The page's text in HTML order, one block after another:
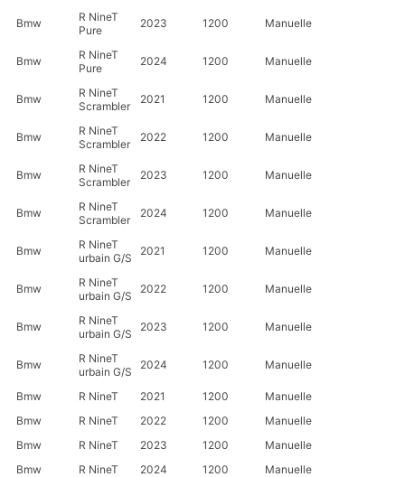
Bmw
R NineT
Pure
2023 1200 Manuelle
Bmw
R NineT
Pure
2024 1200 Manuelle
Bmw
R NineT
Scrambler
2021 1200 Manuelle
Bmw
R NineT
Scrambler
2022 1200 Manuelle
Bmw
R NineT
Scrambler
2023 1200 Manuelle
Bmw
R NineT
Scrambler
2024 1200 Manuelle
Bmw
R NineT
urbain G/S
2021 1200 Manuelle
Bmw
R NineT
urbain G/S
2022 1200 Manuelle
Bmw
R NineT
urbain G/S
2023 1200 Manuelle
Bmw
R NineT
urbain G/S
2024 1200 Manuelle
Bmw R NineT 2021 1200
Manuelle
Bmw
R NineT 2022 1200
Manuelle
Bmw
R NineT 2023 1200
Manuelle
Bmw
R NineT 2024 1200 Manuelle